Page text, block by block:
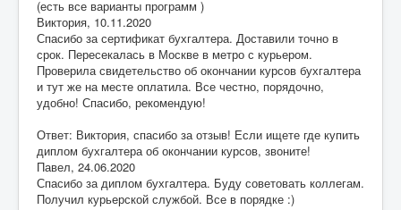
(есть все варианты программ )
Виктория, 10.11.2020
Спасибо за сертификат бухгалтера. Доставили точно в
срок. Пересекалась в Москве в метро с курьером.
Проверила свидетельство об окончании курсов бухгалтера
и тут же на месте оплатила. Все честно, порядочно,
удобно! Спасибо, рекомендую!
Ответ: Виктория, спасибо за отзыв! Если ищете где купить
диплом бухгалтера об окончании курсов, звоните!
Павел, 24.06.2020
Спасибо за диплом бухгалтера. Буду советовать коллегам.
Получил курьерской службой. Все в порядке :)